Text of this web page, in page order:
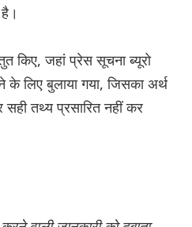
किए, जहां प्रेस सूचना ब्यूरो
लिए बुलाया गया, जिसका अर्थ
तथ्य प्रसारित नहीं कर